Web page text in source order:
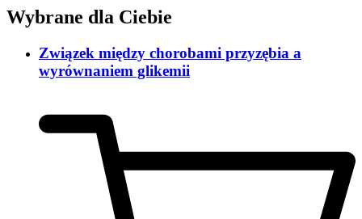
Wybrane dla Ciebie
Związek między chorobami przyzębia a
wyrównaniem glikemii